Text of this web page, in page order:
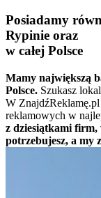
Posiadamy
Rypinie oraz
w całej Polsce
Mamy największą
Polsce. Szukasz
W
reklamowych w
z dziesiątkami firm,
potrzebujesz, a my